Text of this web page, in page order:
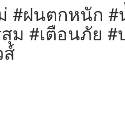
#ฝนตกหนัก
ม #เตือนภัย